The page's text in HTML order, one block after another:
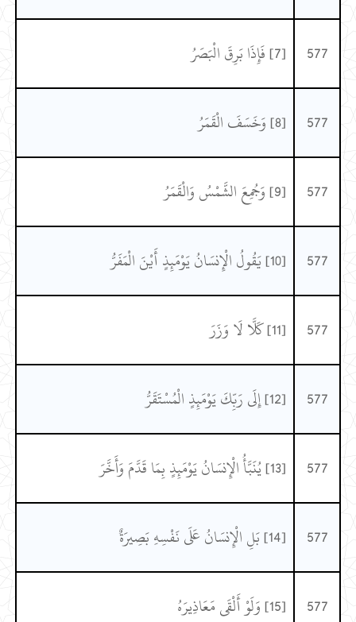
577 [7] فَإِذَا بَرِقَ الْبَصَرُ
577 [8] وَخَسَفَ الْقَمَرُ
577 [9] وَجُمِعَ الشَّمْسُ وَالْقَمَرُ
577 [10] يَقُولُ الْإِنسَانُ يَوْمَئِذٍ أَيْنَ الْمَفَرُّ
577 [11] كَلَّا لَا وَزَرَ
577 [12] إِلَى رَبِّكَ يَوْمَئِذٍ الْمُسْتَقَرُّ
577 [13] يُنَبَّأُ الْإِنسَانُ يَوْمَئِذٍ بِمَا قَدَّمَ وَأَخَّرَ
577 [14] بَلِ الْإِنسَانُ عَلَى نَفْسِهِ بَصِيرَةٌ
577 [15] وَلَوْ أَلْقَى مَعَاذِيرَهُ